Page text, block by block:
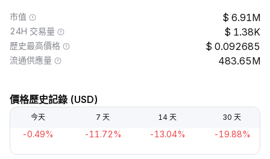
市值 6.91M
24H 交易量 1.38K
歷史最高價格 0.092685
流通供應量 483.65M
價格歷史記錄 (USD)
今天 7 天 14 天 30 天
-0.49% -11.72% -13.04% -19.88%